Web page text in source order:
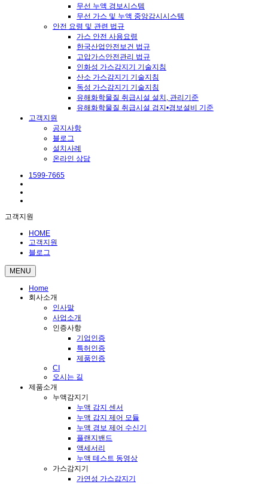
무선 누액 경보시스템
무선 가스 및 누액 중앙감시시스템
안전 요령 및 관련 법규
가스 안전 사용요령
한국산업안전보건 법규
고압가스안전관리 법규
인화성 가스감지기 기술지침
산소 가스감지기 기술지침
독성 가스감지기 기술지침
유해화학물질 취급시설 설치, 관리기준
유해화학물질 취급시설 검지•경보설비 기준
고객지원
공지사항
블로그
설치사례
온라인 상담
1599-7665
고객지원
HOME
고객지원
블로그
MENU
Home
회사소개
인사말
사업소개
인증사항
기업인증
특허인증
제품인증
CI
오시는 길
제품소개
누액감지기
누액 감지 센서
누액 감지 제어 모듈
누액 경보 제어 수신기
플랜지밴드
액세서리
누액 테스트 동영상
가스감지기
가연성 가스감지기